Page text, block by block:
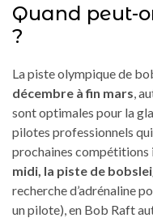
Quand peut-
?
La piste olympique de
décembre à fin mars ,
sont optimales pour la
pilotes professionnels
prochaines compétitions
midi, la piste de
recherche d’adrénaline
un pilote), en Bob Raft